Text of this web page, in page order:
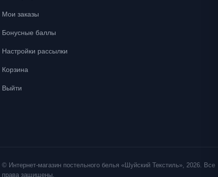
Мои заказы
Бонусные баллы
Настройки рассылки
Корзина
Выйти
© Интернет-магазин постельного белья «Шуйский Текстиль», 2026. Все
права защищены.